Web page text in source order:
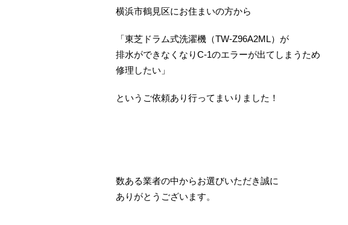
横浜市鶴見区にお住まいの方から
「東芝ドラム式洗濯機（TW-Z96A2ML）が
排水ができなくなりC-1のエラーが出てしまうため
修理したい」
というご依頼あり行ってまいりました！
数ある業者の中からお選びいただき誠に
ありがとうございます。